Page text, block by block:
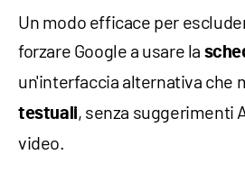
Un modo efficace per
forzare Google a usare la
un'interfaccia alternativa che
testuali, senza suggerimenti
video.